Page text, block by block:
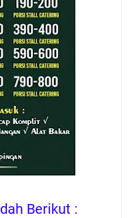
Berikut :